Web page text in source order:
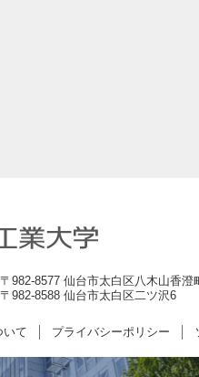
〒982-8577 仙台市太白区八木山香澄
〒982-8588 仙台市太白区二ツ沢6
いて プライバシーポリシー